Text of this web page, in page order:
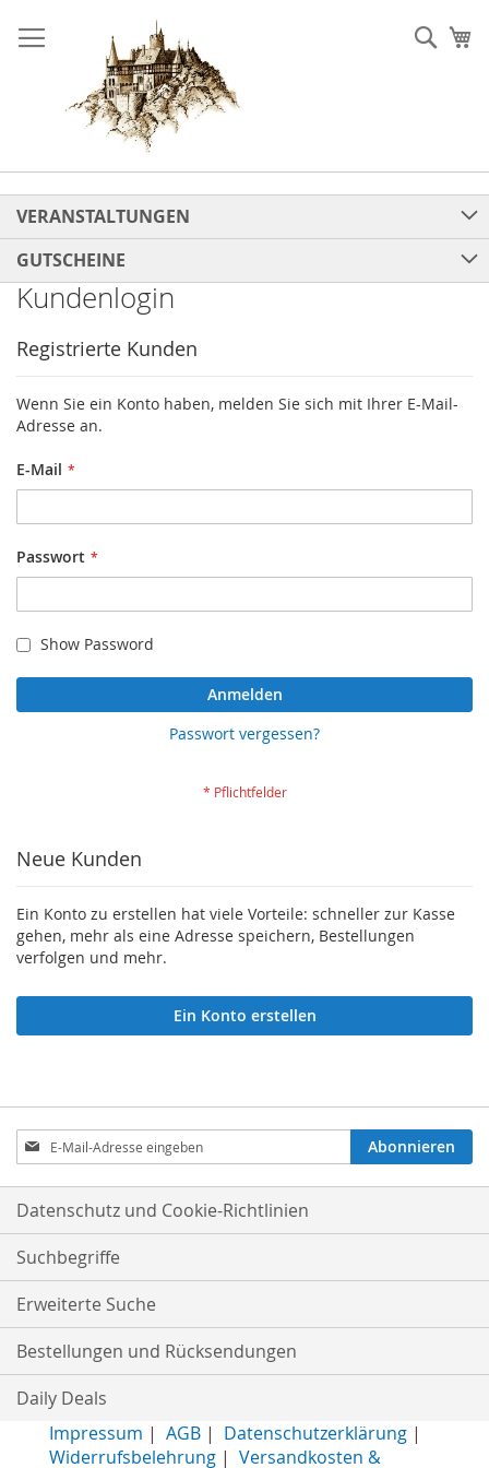
zum
Inhalt
VERANSTALTUNGEN
GUTSCHEINE
Kundenlogin
Registrierte Kunden
Wenn Sie ein Konto haben, melden Sie sich mit Ihrer E-Mail-
Adresse an.
E-Mail
Passwort
Show Password
Anmelden
Passwort vergessen?
Neue Kunden
Ein Konto zu erstellen hat viele Vorteile: schneller zur Kasse
gehen, mehr als eine Adresse speichern, Bestellungen
verfolgen und mehr.
Ein Konto erstellen
Anmeldung
zum
Newsletter:
Abonnieren
Datenschutz und Cookie-Richtlinien
Suchbegriffe
Erweiterte Suche
Bestellungen und Rücksendungen
Daily Deals
Impressum | AGB| Datenschutzerklärung|
Widerrufsbelehrung| Versandkosten &